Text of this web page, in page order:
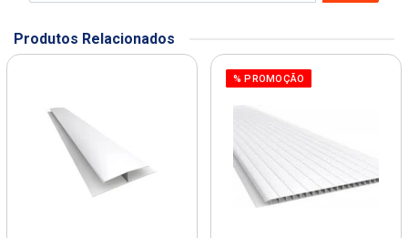
Produtos Relacionados
% PROMOÇÃO